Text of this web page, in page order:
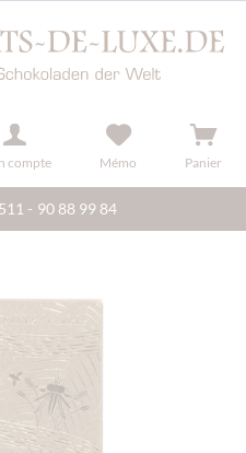
compte Mémo Panier
- 90 88 99 84